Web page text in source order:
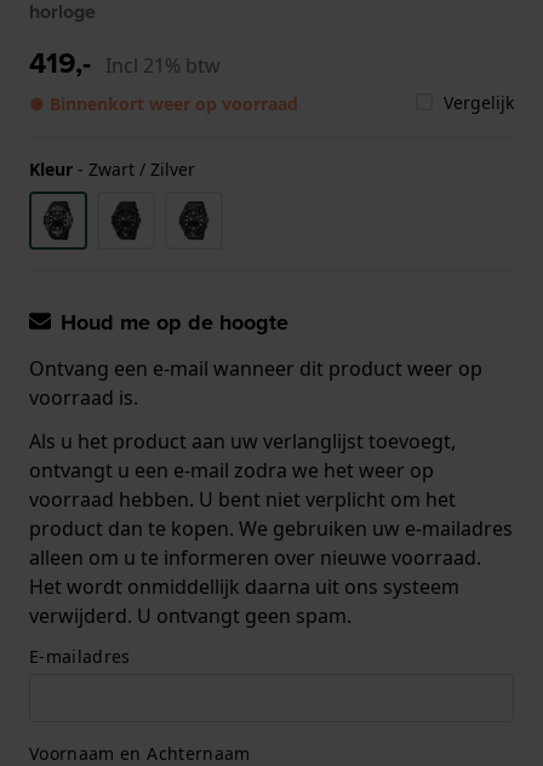
horloge
419,- Incl 21% btw
● Binnenkort weer op voorraad Vergelijk
Kleur - Zwart / Zilver
Houd me op de hoogte
Ontvang een e-mail wanneer dit product weer op
voorraad is.
Als u het product aan uw verlanglijst toevoegt,
ontvangt u een e-mail zodra we het weer op
voorraad hebben. U bent niet verplicht om het
product dan te kopen. We gebruiken uw e-mailadres
alleen om u te informeren over nieuwe voorraad.
Het wordt onmiddellijk daarna uit ons systeem
verwijderd. U ontvangt geen spam.
E-mailadres
Voornaam en Achternaam